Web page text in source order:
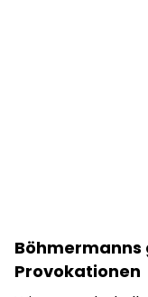
Böhmermanns
Provokationen